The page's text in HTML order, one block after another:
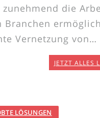
die
Branchen
Vernetzung von…
JETZT ALLES
LÖSUNGEN